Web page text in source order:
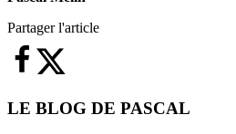
Partager l'article
LE BLOG DE PASCAL